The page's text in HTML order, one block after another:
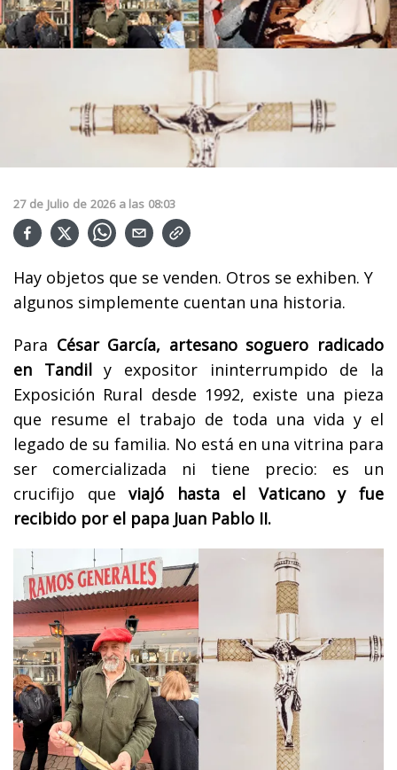
27 de Julio de 2026 a las 08:03
Hay objetos que se venden. Otros se exhiben. Y
algunos simplemente cuentan una historia.
Para César García, artesano soguero radicado
en Tandily expositor ininterrumpido de la
Exposición Rural desde 1992, existe una pieza
que resume el trabajo de toda una vida y el
legado de su familia. No está en una vitrina para
ser comercializada ni tiene precio: es un
crucifijo queviajó hasta el Vaticano y fue
recibido por el papa Juan Pablo II.